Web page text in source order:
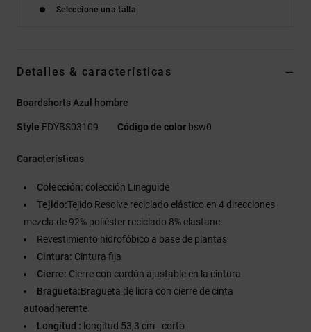
Seleccione una talla
Detalles & características
Boardshorts Azul hombre
Style EDYBS03109 Código de color bsw0
Características
Colección: colección Lineguide
Tejido:Tejido Resolve reciclado elástico en 4 direcciones
mezcla de 92% poliéster reciclado 8% elastane
Revestimiento hidrofóbico a base de plantas
Cintura: Cintura fija
Cierre: Cierre con cordón ajustable en la cintura
Bragueta:Bragueta de licra con cierre de cinta
autoadherente
Longitud : longitud 53,3 cm - corto